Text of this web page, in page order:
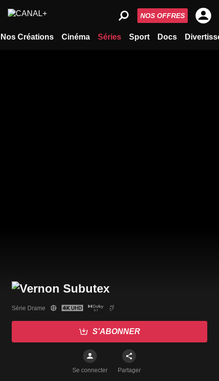
Nos Créations Cinéma Séries Sport Docs
NOS OFFRES
Série Drame
S'ABONNER
Se connecter Partager